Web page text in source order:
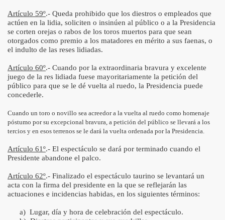
Artículo 59º.- Queda prohibido que los diestros o empleados que
actúen en la lidia, soliciten o insinúen al público o a la Presidencia
se corten orejas o rabos de los toros muertos para que sean
otorgados como premio a los matadores en mérito a sus faenas, o
el indulto de las reses lidiadas.
Artículo 60º.- Cuando por la extraordinaria bravura y excelente
juego de la res lidiada fuese mayoritariamente la petición del
público para que se le dé vuelta al ruedo, la Presidencia puede
concederle.
Cuando un toro o novillo sea acreedor a la vuelta al ruedo como homenaje
póstumo por su excepcional bravura, a petición del público se llevará a los
tercios y en esos terrenos se le dará la vuelta ordenada por la Presidencia.
Artículo 61º.- El espectáculo se dará por terminado cuando el
Presidente abandone el palco.
Artículo 62º.- Finalizado el espectáculo taurino se levantará un
acta con la firma del presidente en la que se reflejarán las
actuaciones e incidencias habidas, en los siguientes términos:
a) Lugar, día y hora de celebración del espectáculo.